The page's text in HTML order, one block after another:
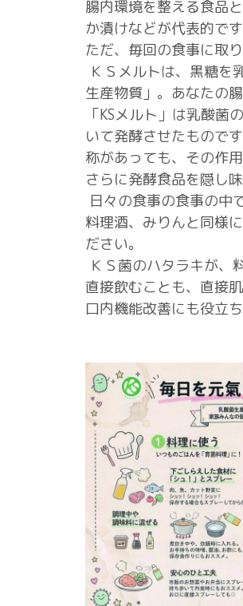
腸内環境を整える食品
か漬けなどが代表的です
ただ、毎回の食事に取
ＫＳメルトは、黒糖を
生産物質」。あなたの
「KSメルト」は乳酸菌
いて発酵させたもので
称があっても、その作
さらに発酵食品を隠し
日々の食事の食事の中
料理酒、みりんと同様
ださい。
ＫＳ菌のハタラキが、
直接飲むことも、直接
口内機能改善にも役立ち